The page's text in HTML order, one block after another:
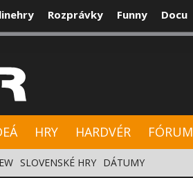
Rozprávky Funny Docu
HRY HARDVÉR FÓRUM
SLOVENSKÉ HRY DÁTUMY